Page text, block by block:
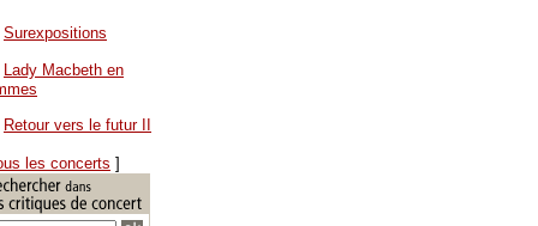
Surexpositions
Lady Macbeth en
Retour vers le futur II
les concerts ]